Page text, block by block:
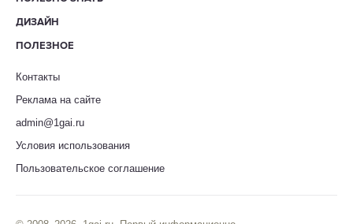
ДИЗАЙН
ПОЛЕЗНОЕ
Контакты
Реклама на сайте
admin@1gai.ru
Условия использования
Пользовательское соглашение